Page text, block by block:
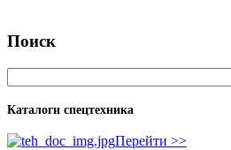
Поиск
Каталоги спецтехника
Перейти >>